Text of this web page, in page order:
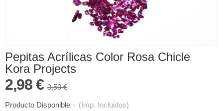
Pepitas Acrílicas Color Rosa Chicle
Kora Projects
2,98 € 3,50 €
Producto Disponible - (Imp. Incluidos)